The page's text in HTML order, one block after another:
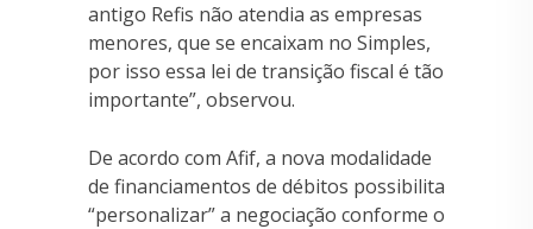
antigo Refis não atendia as empresas
menores, que se encaixam no Simples,
por isso essa lei de transição fiscal é tão
importante”, observou.
De acordo com Afif, a nova modalidade
de financiamentos de débitos possibilita
“personalizar” a negociação conforme o